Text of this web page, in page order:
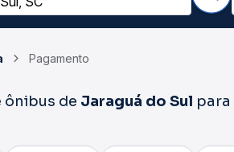
Pagamento
ônibus de Jaraguá do Sul para